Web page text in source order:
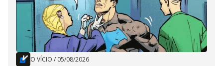
O VÍCIO / 05/08/2026